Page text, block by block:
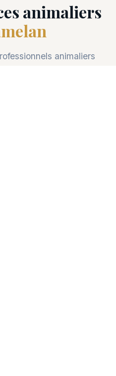
animaliers
animaliers